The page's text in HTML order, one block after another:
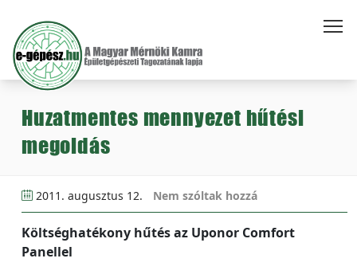
Huzatmentes mennyezet hűtési
megoldás
2011. augusztus 12. Nem szóltak hozzá
Költséghatékony hűtés az Uponor Comfort
Panellel